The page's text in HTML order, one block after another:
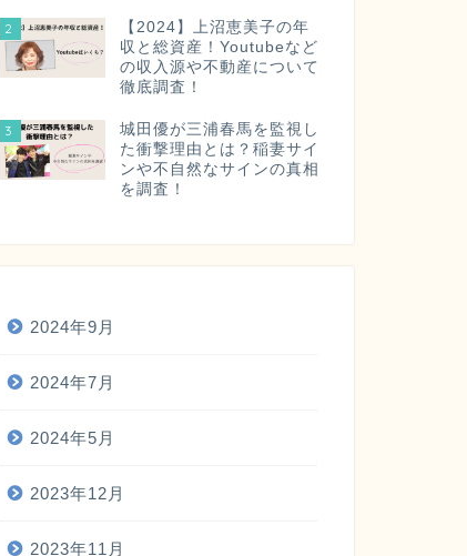
2
【2024】上沼恵美子の年
収と総資産！Youtubeなど
の収入源や不動産について
徹底調査！
3
城田優が三浦春馬を監視し
た衝撃理由とは？稲妻サイ
ンや不自然なサインの真相
を調査！
2024年9月
2024年7月
2024年5月
2023年12月
2023年11月